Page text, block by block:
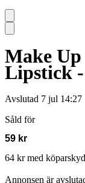
Make
Lipstick -
Avslutad 7 jul 14:27
Såld för
59 kr
64 kr med
Annonsen är